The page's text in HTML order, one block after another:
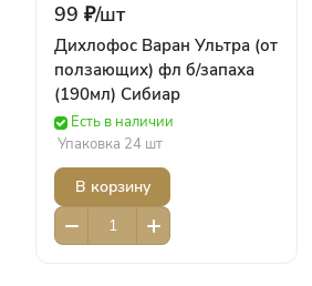
99 ₽/шт
Дихлофос Варан Ультра (от
ползающих) фл б/запаха
(190мл) Сибиар
Есть в наличии
Упаковка 24 шт
В корзину